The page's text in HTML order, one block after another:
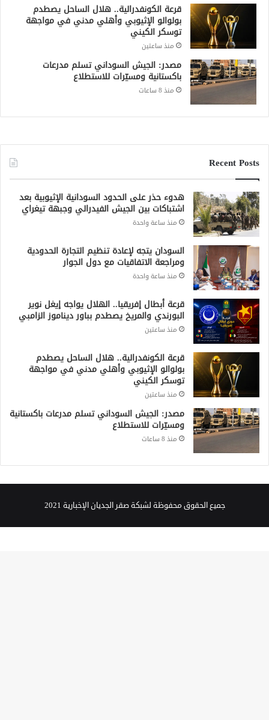
قرعة الكونفدرالية.. هلال الساحل يصطدم
بولوالو الإثيوبي وأهلي مدني في مواجهة
توسكر الكيني
منذ ساعتين
مصدر: الجيش السوداني تسلم مدرعات
باكستانية ومسيّرات للاستطلاع
منذ 8 ساعات
Recent Posts
هدوء حذر على الحدود السودانية الإثيوبية بعد
اشتباكات بين الجيش الفيدرالي وجبهة تيغراي
منذ ساعة واحدة
السودان يتجه لإعادة تنظيم التجارة الحدودية
ومراجعة الاتفاقيات مع دول الجوار
منذ ساعة واحدة
قرعة أبطال إفريقيا.. الهلال يواجه إيغل نوير
البورندي والمريخ يصطدم بباور ديناموز الزامبي
منذ ساعتين
قرعة الكونفدرالية.. هلال الساحل يصطدم
بولوالو الإثيوبي وأهلي مدني في مواجهة
توسكر الكيني
منذ ساعتين
مصدر: الجيش السوداني تسلم مدرعات باكستانية
ومسيّرات للاستطلاع
منذ 8 ساعات
جميع الحقوق محفوظة لشبكة صقر الجديان الإخبارية 2021